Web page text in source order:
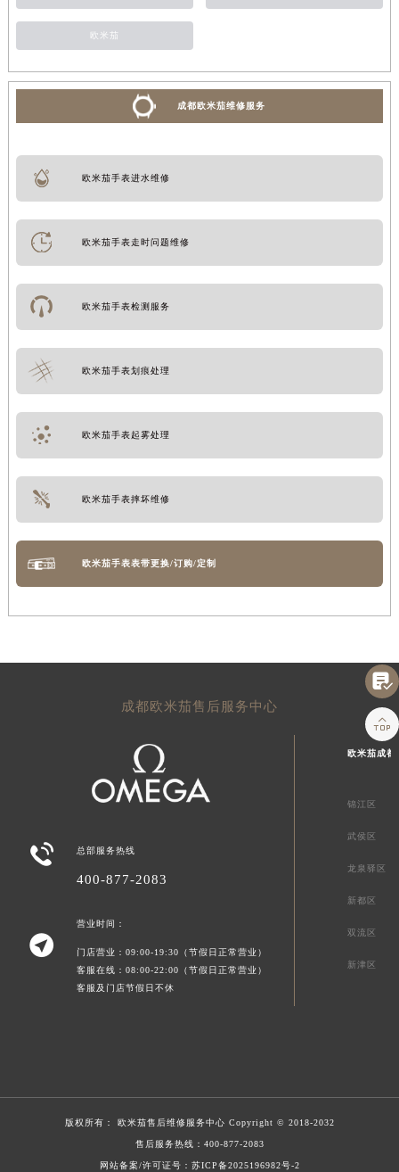
欧米茄
成都欧米茄维修服务
欧米茄手表进水维修
欧米茄手表走时问题维修
欧米茄手表检测服务
欧米茄手表划痕处理
欧米茄手表起雾处理
欧米茄手表摔坏维修
欧米茄手表表带更换/订购/定制
成都欧米茄售后服务中心
 总部服务热线
400-877-2083

营业时间：
门店营业：09:00-19:30（节假日正常营业）
客服在线：08:00-22:00（节假日正常营业）
客服及门店节假日不休
欧米茄成都
锦江区
武侯区
龙泉驿区
新都区
双流区
新津区
版权所有： 欧米茄售后维修服务中心 Copyright © 2018-2032
售后服务热线： 400-877-2083
网站备案/许可证号：苏ICP备2025196982号-2

